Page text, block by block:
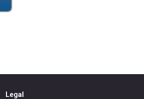
Legal